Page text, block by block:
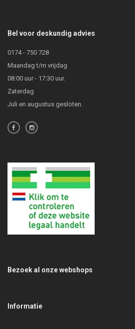
Bel voor deskundig advies
0174 - 750 728
Maandag t/m vrijdag
08:00 uur - 17:30 uur.
Zaterdag
Juli en augustus gesloten.
Bezoek al onze webshops
Informatie